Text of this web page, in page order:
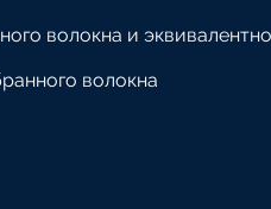
волокна и
волокна